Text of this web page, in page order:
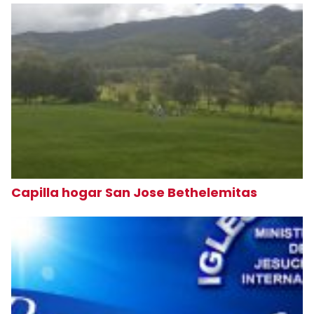
Capilla hogar San Jose Bethelemitas